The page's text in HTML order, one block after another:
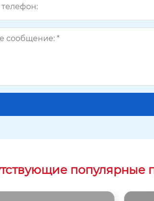
популярные